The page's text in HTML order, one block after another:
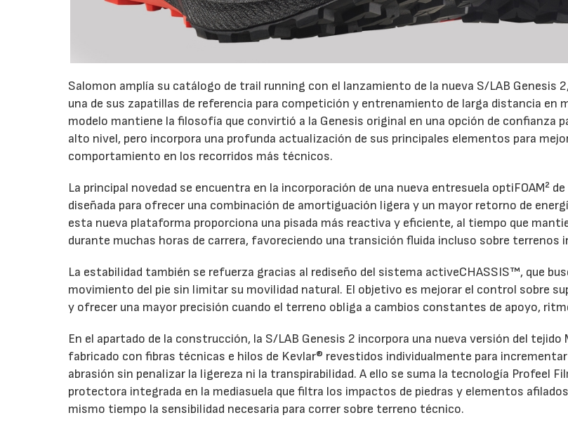
Salomon amplía su catálogo de trail running con el lanzamiento de la nueva S/LAB Genesis
una de sus zapatillas de referencia para competición y entrenamiento de larga distancia en
modelo mantiene la filosofía que convirtió a la Genesis original en una opción de confianza
alto nivel, pero incorpora una profunda actualización de sus principales elementos para
comportamiento en los recorridos más técnicos.
La principal novedad se encuentra en la incorporación de una nueva entresuela optiFOAM² de
diseñada para ofrecer una combinación de amortiguación ligera y un mayor retorno de
esta nueva plataforma proporciona una pisada más reactiva y eficiente, al tiempo que
durante muchas horas de carrera, favoreciendo una transición fluida incluso sobre terrenos
La estabilidad también se refuerza gracias al rediseño del sistema activeCHASSIS™, que
movimiento del pie sin limitar su movilidad natural. El objetivo es mejorar el control sobre
y ofrecer una mayor precisión cuando el terreno obliga a cambios constantes de apoyo,
En el apartado de la construcción, la S/LAB Genesis 2 incorpora una nueva versión del tejido
fabricado con fibras técnicas e hilos de Kevlar® revestidos individualmente para
abrasión sin penalizar la ligereza ni la transpirabilidad. A ello se suma la tecnología Profeel
protectora integrada en la mediasuela que filtra los impactos de piedras y elementos
mismo tiempo la sensibilidad necesaria para correr sobre terreno técnico.